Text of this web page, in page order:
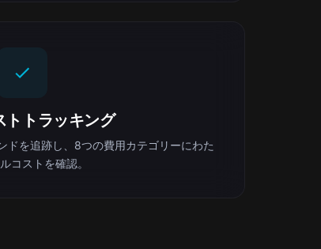
トトラッキング
ドを追跡し、8つの費用カテゴリーにわた
コストを確認。